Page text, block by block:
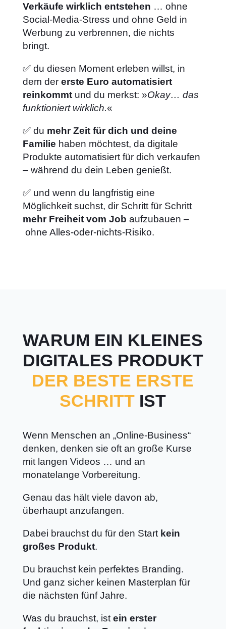
Verkäufe wirklich entstehen … ohne
Social-Media-Stress und ohne Geld in
Werbung zu verbrennen, die nichts
bringt.
✅ du diesen Moment erleben willst, in
dem der erste Euro automatisiert
reinkommt und du merkst: »Okay… das
funktioniert wirklich.«
✅ du mehr Zeit für dich und deine
Familie haben möchtest, da digitale
Produkte automatisiert für dich verkaufen
– während du dein Leben genießt.
✅ und wenn du langfristig eine
Möglichkeit suchst, dir Schritt für Schritt
mehr Freiheit vom Job aufzubauen –
ohne Alles-oder-nichts-Risiko.
WARUM EIN KLEINES
DIGITALES PRODUKT
DER BESTE ERSTE
SCHRITT IST
Wenn Menschen an „Online-Business“
denken, denken sie oft an große Kurse
mit langen Videos … und an
monatelange Vorbereitung.
Genau das hält viele davon ab,
überhaupt anzufangen.
Dabei brauchst du für den Start kein
großes Produkt.
Du brauchst kein perfektes Branding.
Und ganz sicher keinen Masterplan für
die nächsten fünf Jahre.
Was du brauchst, ist ein erster